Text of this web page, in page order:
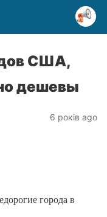
США,
дешевы
6 років ago
города в